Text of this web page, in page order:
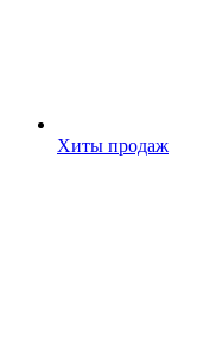
Хиты продаж